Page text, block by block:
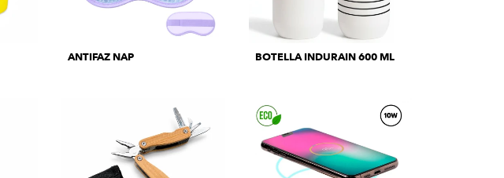
ANTIFAZ NAP BOTELLA INDURAIN 600 ML